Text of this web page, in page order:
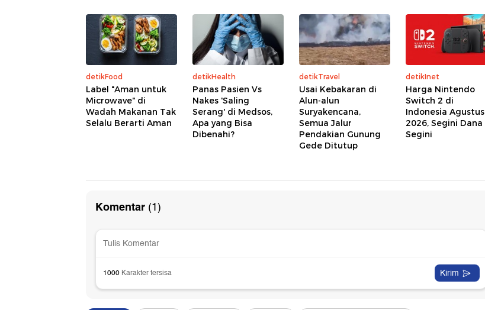
detikFood
Label "Aman untuk
Microwave" di
Wadah Makanan Tak
Selalu Berarti Aman
detikHealth
Panas Pasien Vs
Nakes 'Saling
Serang' di Medsos,
Apa yang Bisa
Dibenahi?
detikTravel
Usai Kebakaran di
Alun-alun
Suryakencana,
Semua Jalur
Pendakian Gunung
Gede Ditutup
detikInet
Harga Nintendo
Switch 2 di
Indonesia Agustus
2026, Segini Dana
Segini